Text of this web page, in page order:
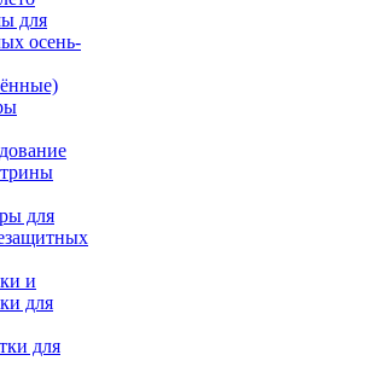
для
осень-
для
и
для
для